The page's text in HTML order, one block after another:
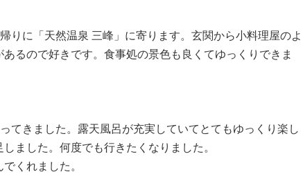
りに「天然温泉 三峰」に寄ります。玄関から小料理屋のよ
るので好きです。食事処の景色も良くてゆっくりできま
きました。露天風呂が充実していてとてもゆっくり楽し
ました。何度でも行きたくなりました。
くれました。